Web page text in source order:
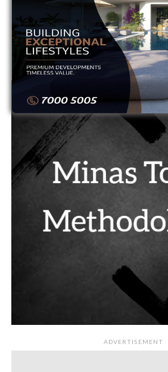
13 ΟΜΟΝΟΙΑ ΑΡΑΔΙΠΠΟΥ
14
ΠΑΦΟΣ
ADVERTISEMENT
ADVERTISEMENT